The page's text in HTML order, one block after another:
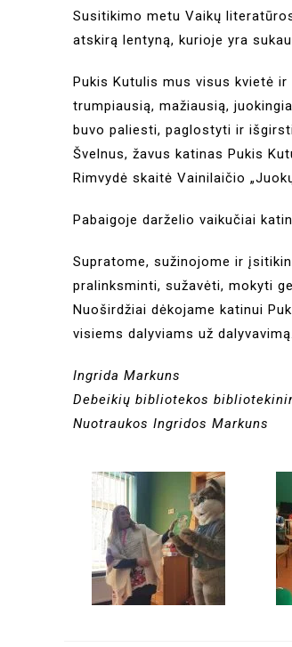
Susitikimo metu Vaikų
atskirą lentyną, kurioje yra
Pukis Kutulis mus visus kvietė
trumpiausią, mažiausią,
buvo paliesti, paglostyti ir
Švelnus, žavus katinas Pukis
Rimvydė skaitė Vainilaičio
Pabaigoje darželio vaikučiai
Supratome, sužinojome ir
pralinksminti, sužavėti, mokyti
Nuoširdžiai dėkojame katinui
visiems dalyviams už dalyvavimą.
Ingrida Markuns
Debeikių bibliotekos
Nuotraukos Ingridos Markuns